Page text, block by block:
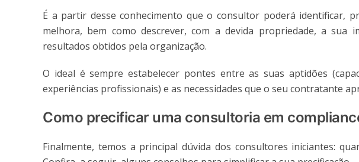
É a partir desse conhecimento que o consultor poderá identificar,
melhora, bem como descrever, com a devida propriedade, a sua
resultados obtidos pela organização.
O ideal é sempre estabelecer pontes entre as suas aptidões
experiências profissionais) e as necessidades que o seu contratante
Como precificar uma consultoria em
Finalmente, temos a principal dúvida dos consultores iniciantes: